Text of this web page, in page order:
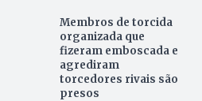
Membros de torcida
organizada que
fizeram emboscada e
agrediram
torcedores rivais são
presos